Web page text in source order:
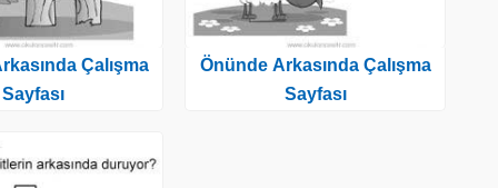
Çalışma
Sayfası
Önünde Arkasında Çalışma
Sayfası